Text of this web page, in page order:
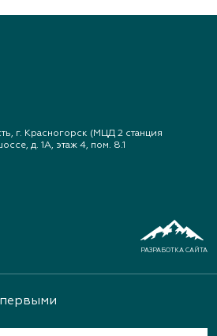
центры и
030-3604
г. Красногорск (МЦД 2 станция
д. 1А, этаж 4, пом. 8.1
РАЗРАБОТКА САЙТА